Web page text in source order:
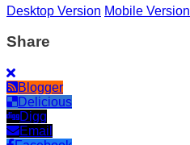
Desktop Version Mobile Version
Share
Blogger
Delicious
Digg
Email